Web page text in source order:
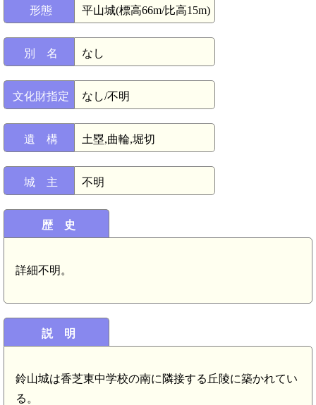
形態 平山城(標高66m/比高15m)
別 名 なし
文化財指定 なし/不明
遺 構 土塁,曲輪,堀切
城 主 不明
歴 史
詳細不明。
説 明
鈴山城は香芝東中学校の南に隣接する丘陵に築かれてい
る。